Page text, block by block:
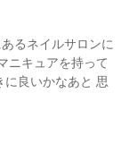
るネイルサロンに
ニキュアを持って
に良いかなあと 思